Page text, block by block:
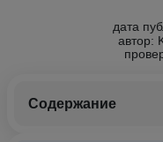
дата
автор:
Содержание